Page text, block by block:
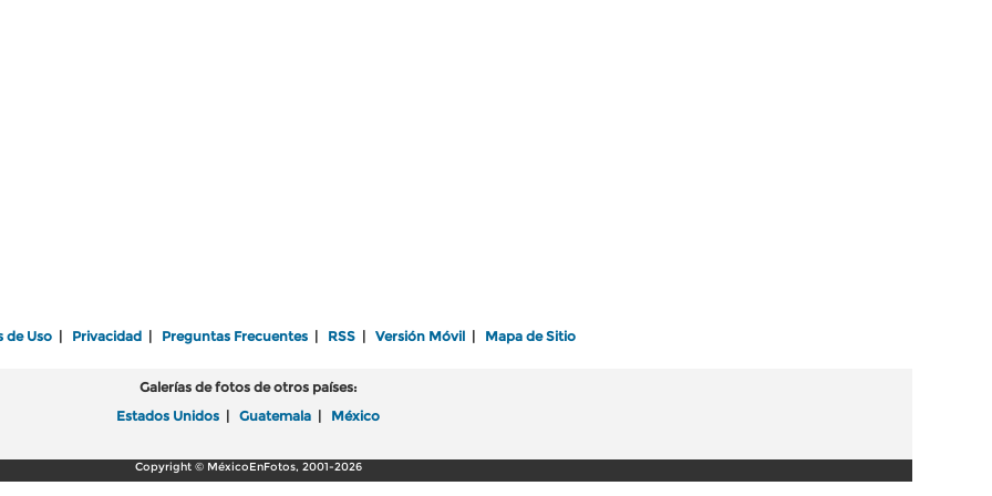
de Uso Privacidad Preguntas Frecuentes RSS Versión Móvil Mapa de Sitio
Galerías de fotos de otros países:
Estados Unidos
Guatemala México
Copyright © MéxicoEnFotos, 2001-2026